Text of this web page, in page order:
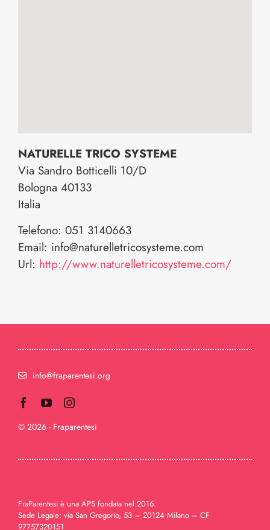
NATURELLE TRICO SYSTEME
Via Sandro Botticelli 10/D
Bologna 40133
Italia
Telefono: 051 3140663
Email: info@naturelletricosysteme.com
Url: http://www.naturelletricosysteme.com/
info@fraparentesi.org
© 2026 - Fraparentesi
FraParentesi è una APS fondata nel 2016.
Sede Legale: via San Gregorio, 53 – 20124 Milano – CF
97757320151